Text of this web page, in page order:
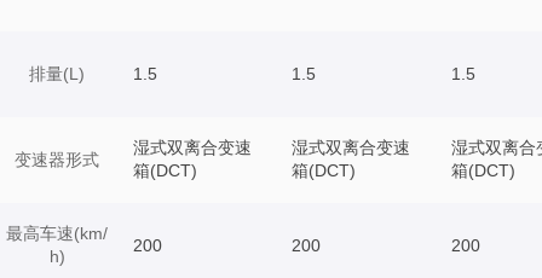
排量(L)
变速器形式
最高车速(km/
h)
1.5 1.5 1.5
湿式双离合变速
箱(DCT)
湿式双离合变速
箱(DCT)
湿式双离合
箱(DCT)
200 200 200